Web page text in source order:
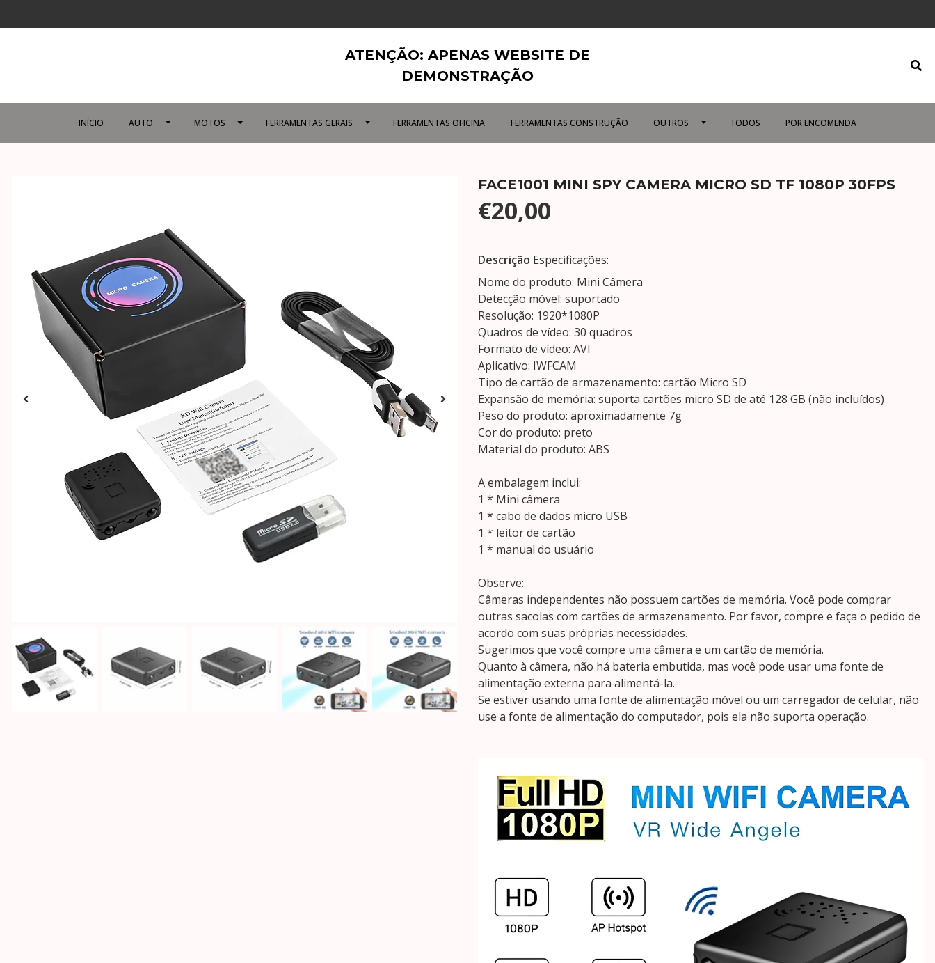
ATENÇÃO: APENAS WEBSITE DE
DEMONSTRAÇÃO
INÍCIO AUTO MOTOS FERRAMENTAS GERAIS FERRAMENTAS OFICINA FERRAMENTAS CONSTRUÇÃO OUTROS TODOS POR ENCOMENDA
FACE1001 MINI SPY CAMERA MICRO SD TF 1080P 30FPS
€20,00
Descrição Especificações:
Nome do produto: Mini Câmera
Detecção móvel: suportado
Resolução: 1920*1080P
Quadros de vídeo: 30 quadros
Formato de vídeo: AVI
Aplicativo: IWFCAM
Tipo de cartão de armazenamento: cartão Micro SD
Expansão de memória: suporta cartões micro SD de até 128 GB (não incluídos)
Peso do produto: aproximadamente 7g
Cor do produto: preto
Material do produto: ABS
A embalagem inclui:
1 * Mini câmera
1 * cabo de dados micro USB
1 * leitor de cartão
1 * manual do usuário
Observe:
Câmeras independentes não possuem cartões de memória. Você pode comprar
outras sacolas com cartões de armazenamento. Por favor, compre e faça o pedido de
acordo com suas próprias necessidades.
Sugerimos que você compre uma câmera e um cartão de memória.
Quanto à câmera, não há bateria embutida, mas você pode usar uma fonte de
alimentação externa para alimentá-la.
Se estiver usando uma fonte de alimentação móvel ou um carregador de celular, não
use a fonte de alimentação do computador, pois ela não suporta operação.